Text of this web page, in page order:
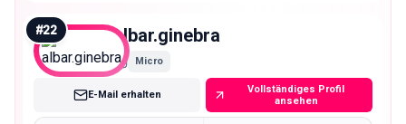
#22 albar.ginebra
Micro
E-Mail erhalten
Vollständiges Profil
ansehen